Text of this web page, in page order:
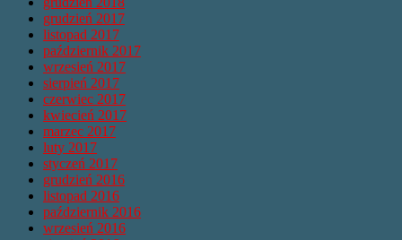
grudzień 2017
listopad 2017
październik 2017
wrzesień 2017
sierpień 2017
czerwiec 2017
kwiecień 2017
marzec 2017
luty 2017
styczeń 2017
grudzień 2016
listopad 2016
październik 2016
wrzesień 2016